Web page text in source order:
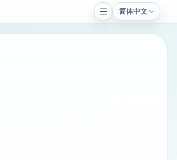
简体中文